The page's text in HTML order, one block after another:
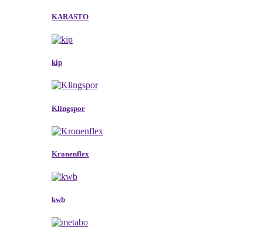
KARASTO
kip
Klingspor
Kronenflex
kwb